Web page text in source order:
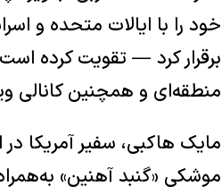
برقرار کرد — تقویت کرده
منطقه‌ای و همچنین کانالی
مایک هاکبی، سفیر آمریکا
موشکی «گنبد آهنین»